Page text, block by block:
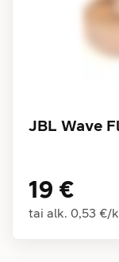
JBL Wave
19 €
tai alk. 0,53 €/